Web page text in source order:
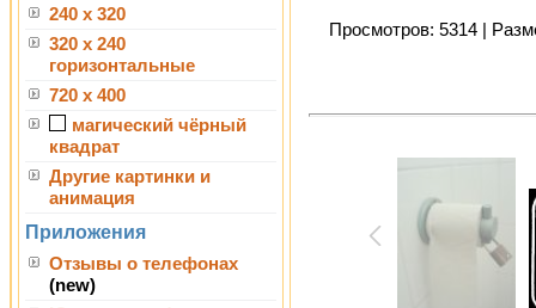
240 x 320
320 x 240
горизонтальные
720 x 400
магический чёрный
квадрат
Другие картинки и
анимация
Приложения
Отзывы о телефонах
(new)
Просмотров: 5314 |